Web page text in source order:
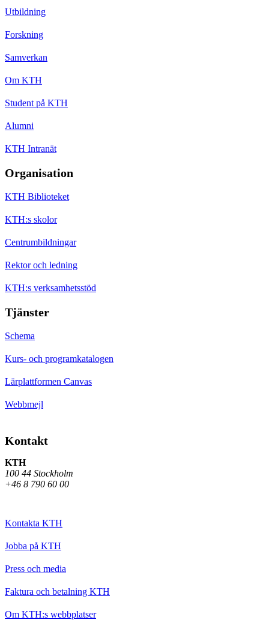
Utbildning
Forskning
Samverkan
Om KTH
Student på KTH
Alumni
KTH Intranät
Organisation
KTH Biblioteket
KTH:s skolor
Centrumbildningar
Rektor och ledning
KTH:s verksamhetsstöd
Tjänster
Schema
Kurs- och programkatalogen
Lärplattformen Canvas
Webbmejl
Kontakt
KTH
100 44 Stockholm
+46 8 790 60 00
Kontakta KTH
Jobba på KTH
Press och media
Faktura och betalning KTH
Om KTH:s webbplatser